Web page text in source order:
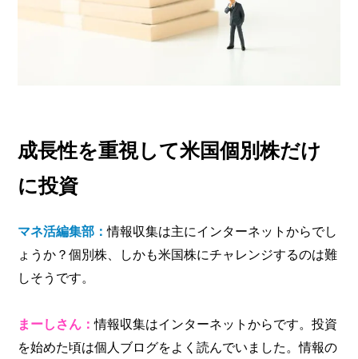
成長性を重視して米国個別株だけ
に投資
マネ活編集部：情報収集は主にインターネットからでし
ょうか？個別株、しかも米国株にチャレンジするのは難
しそうです。
まーしさん：情報収集はインターネットからです。投資
を始めた頃は個人ブログをよく読んでいました。情報の